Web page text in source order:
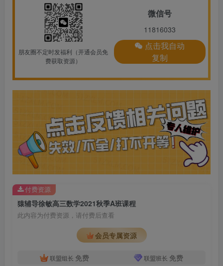
朋友圈不定时发福利（开通会员免
费获取资源）
微信号
11816033
点击我自动
复制
猿辅导徐敏高三数学2021秋季A班课程
此内容为付费资源，请付费后查看
会员专属资源
联盟组长 免费 联盟班长 免费
付费资源